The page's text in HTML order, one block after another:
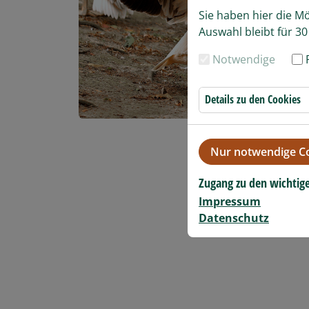
Sie haben hier die
Auswahl bleibt für
Notwendige
Details zu den Cookies
Nur notwendige
Zugang zu den
Impressum
Datenschutz